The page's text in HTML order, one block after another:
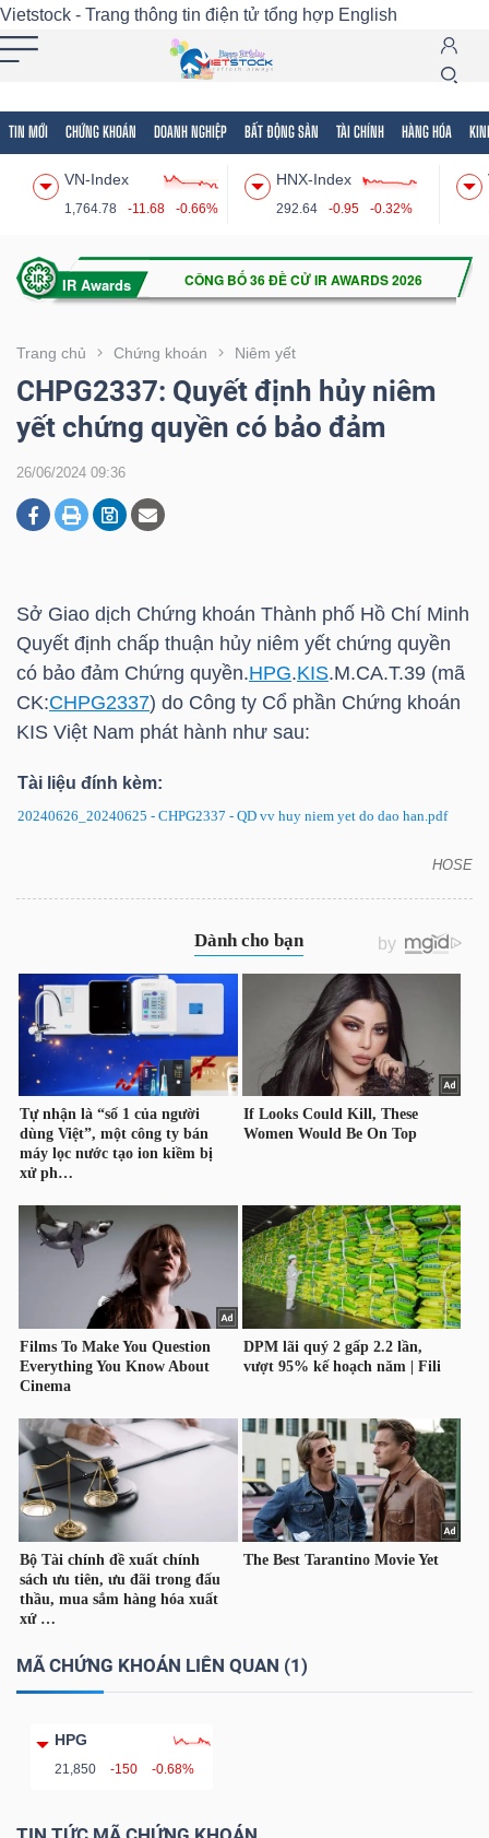
Vietstock - Trang thông tin điện tử tổng hợp English
TIN MỚI CHỨNG KHOÁN DOANH NGHIỆP BẤT ĐỘNG SẢN TÀI CHÍNH HÀNG HÓA
VN-Index
1,764.78 -11.68 -0.66%
HNX-Index
292.64 -0.95 -0.32%
Trang chủ Chứng khoán Niêm yết
CHPG2337: Quyết định hủy niêm
yết chứng quyền có bảo đảm
26/06/2024 09:36
Sở Giao dịch Chứng khoán Thành phố Hồ Chí Minh
Quyết định chấp thuận hủy niêm yết chứng quyền
có bảo đảm Chứng quyền.HPG.KIS.M.CA.T.39 (mã
CK:CHPG2337) do Công ty Cổ phần Chứng khoán
KIS Việt Nam phát hành như sau:
Tài liệu đính kèm:
20240626_20240625 - CHPG2337 - QD vv huy niem yet do dao han.pdf
HOSE
MÃ CHỨNG KHOÁN LIÊN QUAN (1)
HPG
21,850 -150 -0.68%
Tất cả Tính năng Ngành Mã chứng khoán
Tính
(-)
VIETSTOCK
CHỨNG
BẤT
ĐỘNG
HÀNG
HÓA
KINH
TẾ
THẾ
ĐÔNG
DƯƠNG
TÀI
CHÍNH
CÁ
NHÂN
TÍCH
VIETSTOCKFINANCE